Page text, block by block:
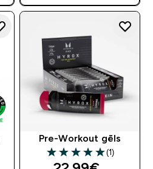
Pre-Workout gēls
5 out of 5 stars
(1)